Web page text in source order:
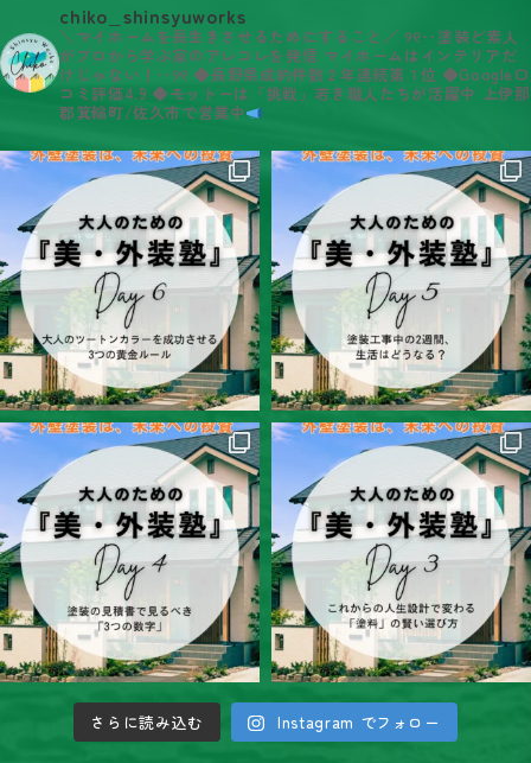
chiko_shinsyuworks
＼マイホームを長生きさせるためにすること／ ୨୧‥塗装ど素人
がプロから学ぶ家のアレコレを発信 マイホームはインテリアだ
けじゃない！‥୨୧ ◆長野県成約件数２年連続第１位 ◆Google口
コミ評価4.9 ◆モットーは「挑戦」若き職人たちが活躍中 上伊那
郡箕輪町/佐久市で営業中
さらに読み込む Instagram でフォロー